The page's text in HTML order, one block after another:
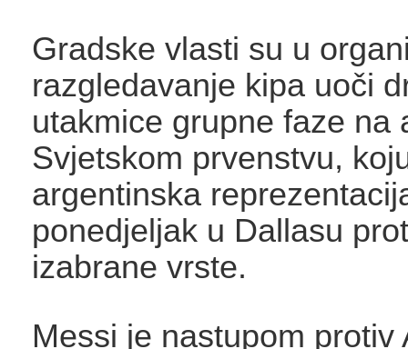
Gradske vlasti su u
razgledavanje kipa uoči
utakmice grupne faze na
Svjetskom prvenstvu,
argentinska
ponedjeljak u Dallasu
izabrane vrste.
Messi je nastupom protiv